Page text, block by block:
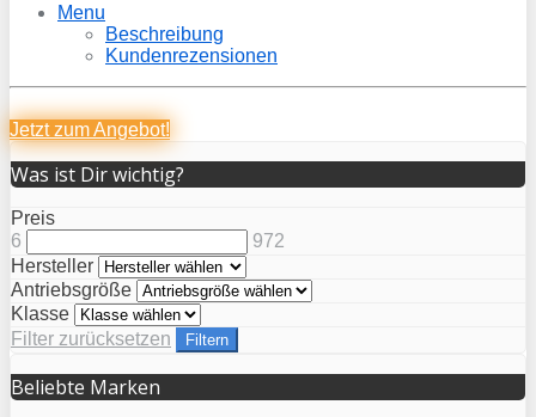
Menu
Beschreibung
Kundenrezensionen
Jetzt zumAngebot!
Was ist Dir wichtig?
Preis
6
972
Hersteller
Antriebsgröße
Klasse
Filter zurücksetzen
Filtern
Beliebte Marken